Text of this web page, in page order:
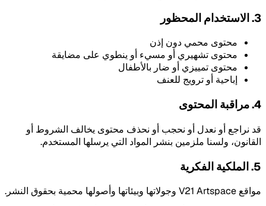
3. الاستخدام المحظور
محتوى محمي دون إذن
محتوى تشهيري أو مسيء أو ينطوي على مضايقة
محتوى تمييزي أو ضار بالأطفال
إباحية أو ترويج للعنف
4. مراقبة المحتوى
قد نراجع أو نعدل أو نحجب أو نحذف محتوى يخالف الشروط أو
القانون، ولسنا ملزمين بنشر المواد التي يرسلها المستخدم.
5. الملكية الفكرية
مواقع V21 Artspace وجولاتها وبيئاتها وأصولها محمية بحقوق النشر.